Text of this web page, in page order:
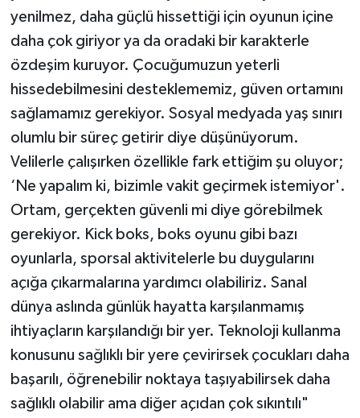
yenilmez, daha güçlü hissettiği için oyunun içine
daha çok giriyor ya da oradaki bir karakterle
özdeşim kuruyor. Çocuğumuzun yeterli
hissedebilmesini desteklememiz, güven ortamını
sağlamamız gerekiyor. Sosyal medyada yaş sınırı
olumlu bir süreç getirir diye düşünüyorum.
Velilerle çalışırken özellikle fark ettiğim şu oluyor;
‘Ne yapalım ki, bizimle vakit geçirmek istemiyor'.
Ortam, gerçekten güvenli mi diye görebilmek
gerekiyor. Kick boks, boks oyunu gibi bazı
oyunlarla, sporsal aktivitelerle bu duygularını
açığa çıkarmalarına yardımcı olabiliriz. Sanal
dünya aslında günlük hayatta karşılanmamış
ihtiyaçların karşılandığı bir yer. Teknoloji kullanma
konusunu sağlıklı bir yere çevirirsek çocukları daha
başarılı, öğrenebilir noktaya taşıyabilirsek daha
sağlıklı olabilir ama diğer açıdan çok sıkıntılı"